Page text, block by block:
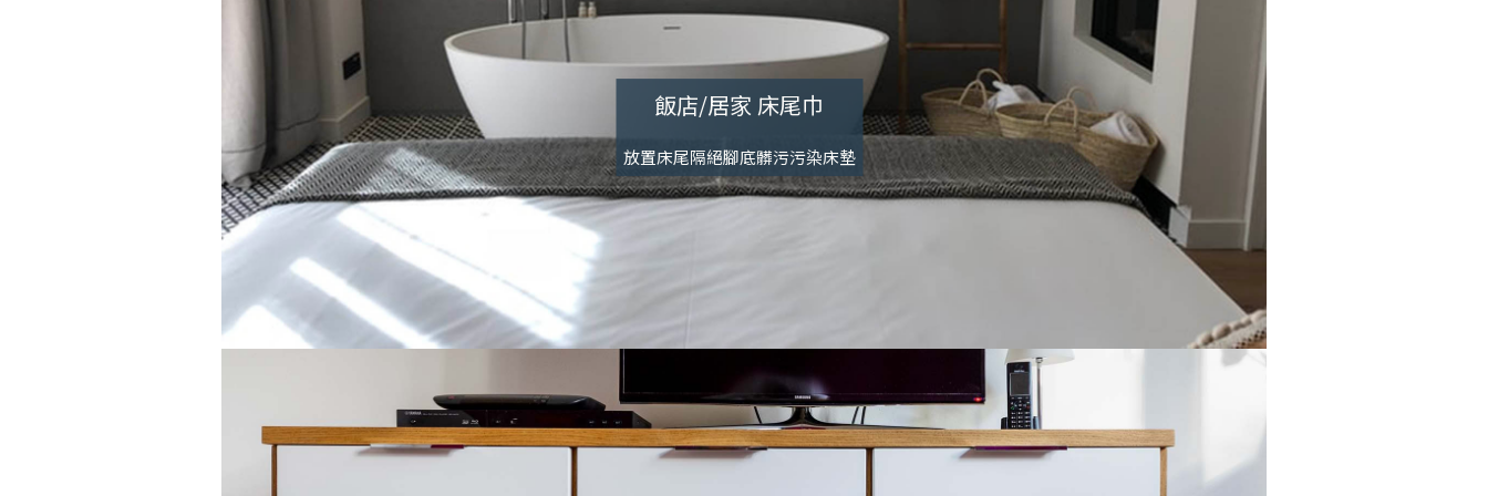
飯店/居家 床尾巾
放置床尾隔絕腳底髒污污染床墊